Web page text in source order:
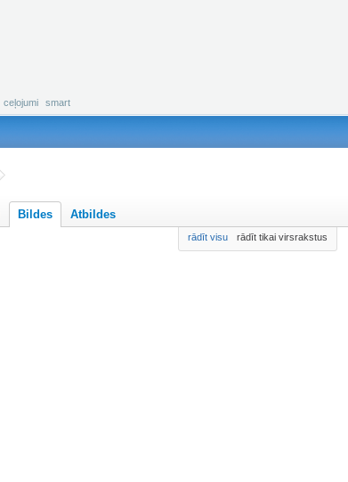
ceļojumi smart
Bildes Atbildes
rādīt visu rādīt tikai virsrakstus